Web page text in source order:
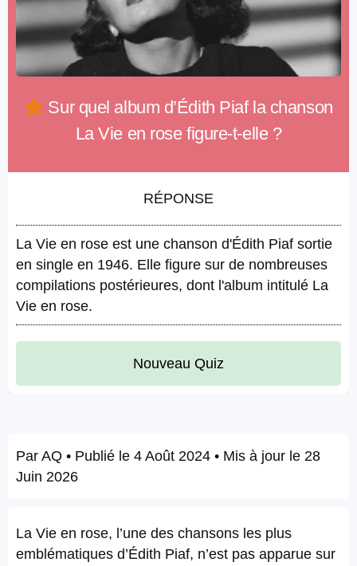
Sur quel album d’Édith Piaf la chanson
La Vie en rose figure-t-elle ?
RÉPONSE
La Vie en rose est une chanson d'Édith Piaf sortie
en single en 1946. Elle figure sur de nombreuses
compilations postérieures, dont l'album intitulé La
Vie en rose.
Nouveau Quiz
Par AQ • Publié le 4 Août 2024 • Mis à jour le 28
Juin 2026
La Vie en rose, l’une des chansons les plus
emblématiques d’Édith Piaf, n’est pas apparue sur